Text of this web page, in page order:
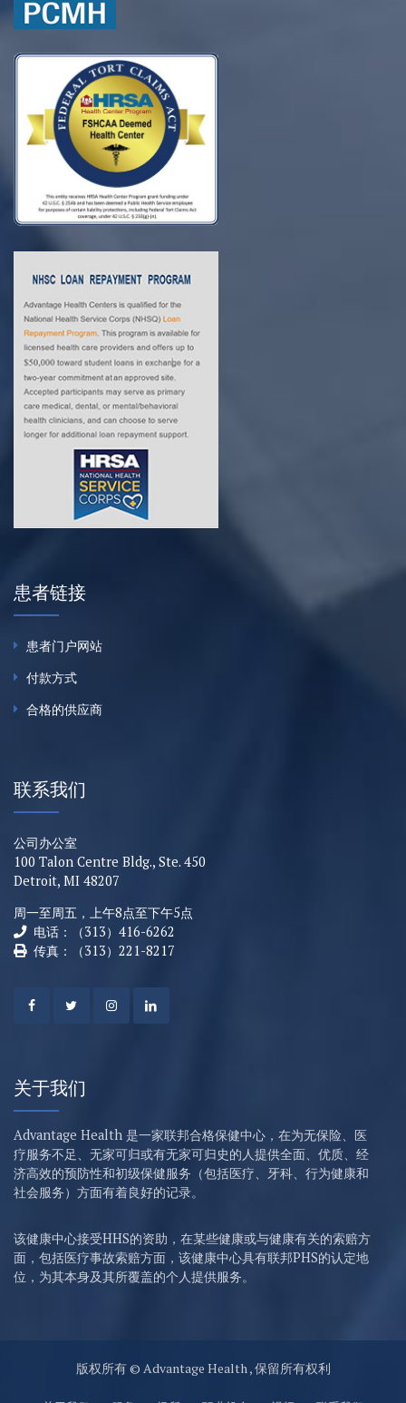
患者链接
患者门户网站
付款方式
合格的供应商
联系我们
公司办公室
100 Talon Centre Bldg., Ste. 450
Detroit, MI 48207
周一至周五，上午8点至下午5点
电话：（313）416-6262
传真：（313）221-8217
关于我们
Advantage Health 是一家联邦合格保健中心，在为无保险、医
疗服务不足、无家可归或有无家可归史的人提供全面、优质、经
济高效的预防性和初级保健服务（包括医疗、牙科、行为健康和
社会服务）方面有着良好的记录。
该健康中心接受HHS的资助，在某些健康或与健康有关的索赔方
面，包括医疗事故索赔方面，该健康中心具有联邦PHS的认定地
位，为其本身及其所覆盖的个人提供服务。
版权所有 © Advantage Health , 保留所有权利